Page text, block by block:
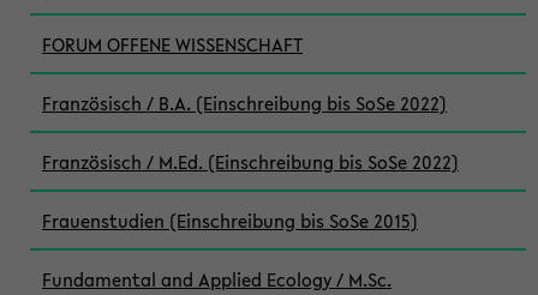
FORUM OFFENE WISSENSCHAFT
Französisch / B.A. (Einschreibung bis SoSe 2022)
Französisch / M.Ed. (Einschreibung bis SoSe 2022)
Frauenstudien (Einschreibung bis SoSe 2015)
Fundamental and Applied Ecology / M.Sc.